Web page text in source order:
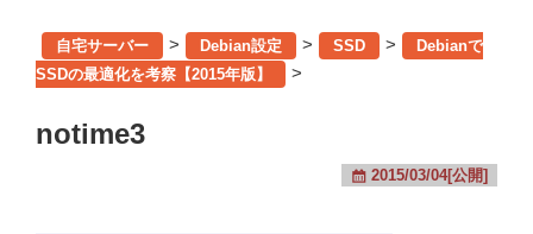
自宅サーバー > Debian設定 > SSD >
Debianで
SSDの最適化を考察【2015年版】
>
notime3
2015/03/04[公開]